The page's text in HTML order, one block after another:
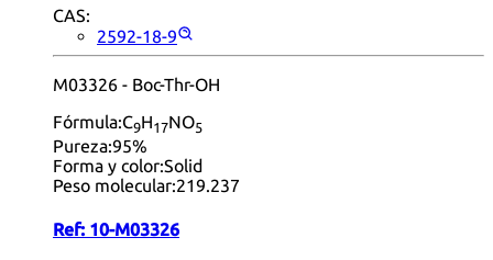
CAS:
2592-18-9
M03326 - Boc-Thr-OH
Fórmula:C9H17NO5
Pureza:95%
Forma y color:Solid
Peso molecular:219.237
Ref: 10-M03326